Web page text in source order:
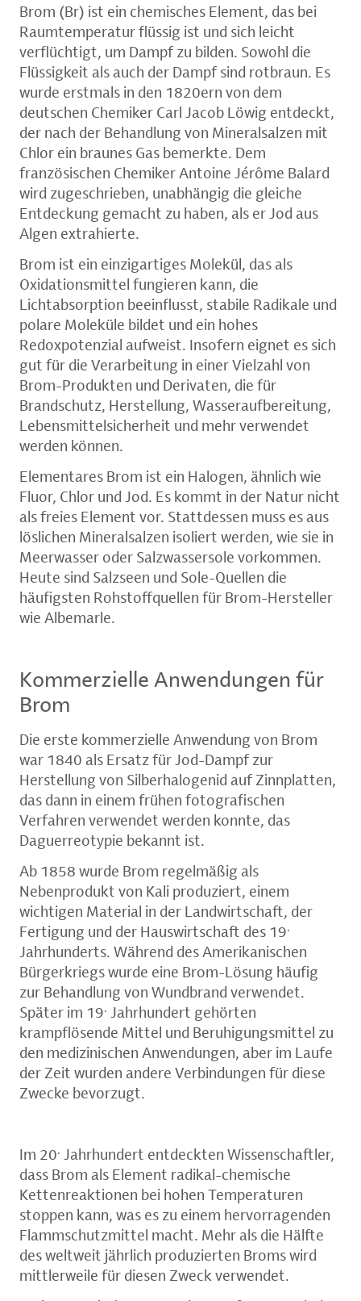
Brom (Br) ist ein chemisches Element, das bei
Raumtemperatur flüssig ist und sich leicht
verflüchtigt, um Dampf zu bilden. Sowohl die
Flüssigkeit als auch der Dampf sind rotbraun. Es
wurde erstmals in den 1820ern von dem
deutschen Chemiker Carl Jacob Löwig entdeckt,
der nach der Behandlung von Mineralsalzen mit
Chlor ein braunes Gas bemerkte. Dem
französischen Chemiker Antoine Jérôme Balard
wird zugeschrieben, unabhängig die gleiche
Entdeckung gemacht zu haben, als er Jod aus
Algen extrahierte.
Brom ist ein einzigartiges Molekül, das als
Oxidationsmittel fungieren kann, die
Lichtabsorption beeinflusst, stabile Radikale und
polare Moleküle bildet und ein hohes
Redoxpotenzial aufweist. Insofern eignet es sich
gut für die Verarbeitung in einer Vielzahl von
Brom-Produkten und Derivaten, die für
Brandschutz, Herstellung, Wasseraufbereitung,
Lebensmittelsicherheit und mehr verwendet
werden können.
Elementares Brom ist ein Halogen, ähnlich wie
Fluor, Chlor und Jod. Es kommt in der Natur nicht
als freies Element vor. Stattdessen muss es aus
löslichen Mineralsalzen isoliert werden, wie sie in
Meerwasser oder Salzwassersole vorkommen.
Heute sind Salzseen und Sole-Quellen die
häufigsten Rohstoffquellen für Brom-Hersteller
wie Albemarle.
Kommerzielle Anwendungen für
Brom
Die erste kommerzielle Anwendung von Brom
war 1840 als Ersatz für Jod-Dampf zur
Herstellung von Silberhalogenid auf Zinnplatten,
das dann in einem frühen fotografischen
Verfahren verwendet werden konnte, das
Daguerreotypie bekannt ist.
Ab 1858 wurde Brom regelmäßig als
Nebenprodukt von Kali produziert, einem
wichtigen Material in der Landwirtschaft, der
Fertigung und der Hauswirtschaft des 19.
Jahrhunderts. Während des Amerikanischen
Bürgerkriegs wurde eine Brom-Lösung häufig
zur Behandlung von Wundbrand verwendet.
Später im 19. Jahrhundert gehörten
krampflösende Mittel und Beruhigungsmittel zu
den medizinischen Anwendungen, aber im Laufe
der Zeit wurden andere Verbindungen für diese
Zwecke bevorzugt.
Im 20. Jahrhundert entdeckten Wissenschaftler,
dass Brom als Element radikal-chemische
Kettenreaktionen bei hohen Temperaturen
stoppen kann, was es zu einem hervorragenden
Flammschutzmittel macht. Mehr als die Hälfte
des weltweit jährlich produzierten Broms wird
mittlerweile für diesen Zweck verwendet.